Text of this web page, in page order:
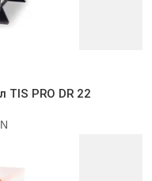
PRO DR 22